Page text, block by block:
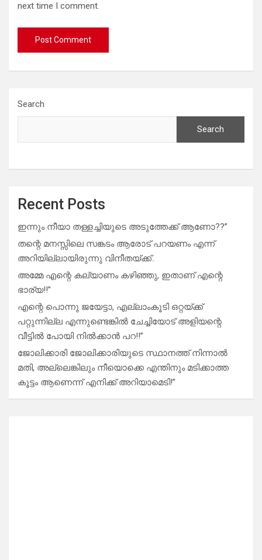
next time I comment.
Search
Search
Recent Posts
ഇന്നും നീയാ തള്ളച്ചിയുടെ അടുത്തേക്ക് ആണോ??”
തന്റെ മനസ്സിലെ സങ്കടം ആരോട് പറയണം എന്ന്
അറിയില്ലായിരുന്നു വിനീതയ്ക്ക്..
അമ്മേ എന്റെ കല്യാണം കഴിഞ്ഞു, ഇതാണ് എന്റെ
ഭാര്യ!!”
എന്റെ പൊന്നു ജയേട്ടാ, എല്ലാംകൂടി ഒറ്റയ്ക്ക്
പറ്റുന്നില്ല എന്നുണ്ടെങ്കിൽ ചേച്ചിയോട് അളിയന്റെ
വീട്ടിൽ പോയി നിൽക്കാൻ പറ!!”
ജോലിക്കാരി ജോലിക്കാരിയുടെ സ്ഥാനത്ത് നിന്നാൽ
മതി, അല്ലെങ്കിലും നീയൊക്കെ എന്തിനും മടിക്കാത്ത
കൂട്ടം ആണെന്ന് എനിക്ക് അറിയാമെടി!”